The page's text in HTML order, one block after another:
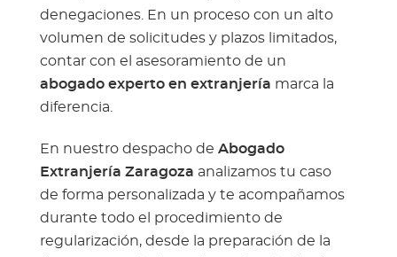
denegaciones. En un proceso con un alto
volumen de solicitudes y plazos limitados,
contar con el asesoramiento de un
abogado experto en extranjería marca la
diferencia.
En nuestro despacho de Abogado
Extranjería Zaragoza analizamos tu caso
de forma personalizada y te acompañamos
durante todo el procedimiento de
regularización, desde la preparación de la